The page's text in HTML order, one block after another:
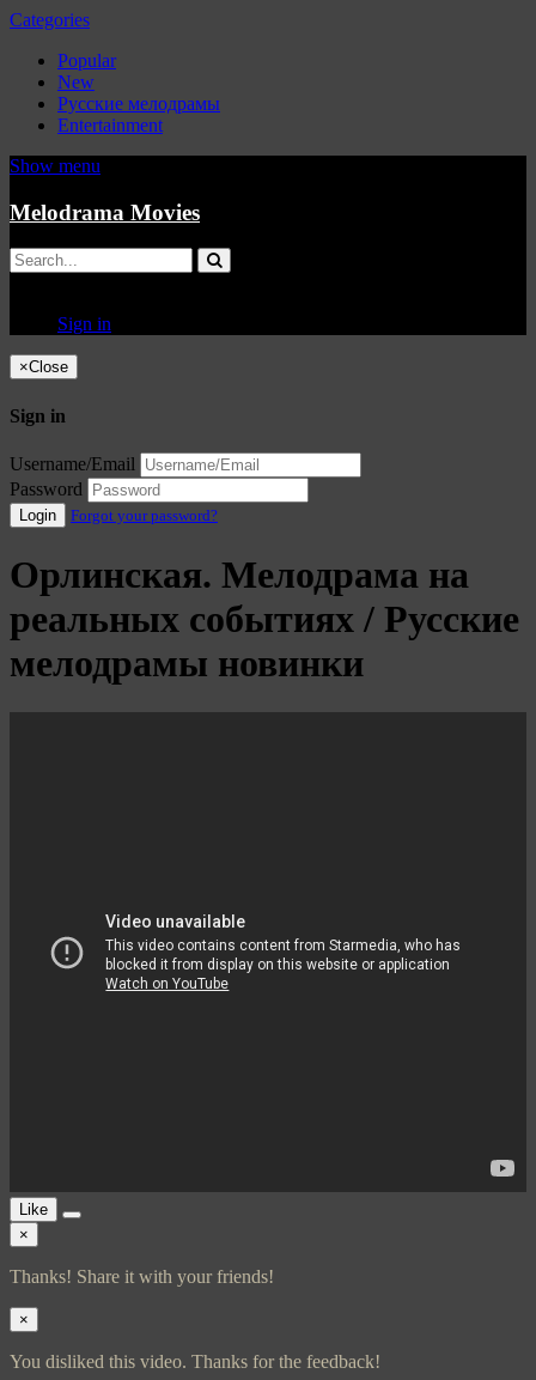
Categories
Popular
New
Русские мелодрамы
Entertainment
Show menu
Melodrama Movies
Sign in
×Close
Sign in
Username/Email
Password
Login Forgot your password?
Орлинская. Мелодрама на
реальных событиях / Русские
мелодрамы новинки
Like
×
Thanks! Share it with your friends!
×
You disliked this video. Thanks for the feedback!